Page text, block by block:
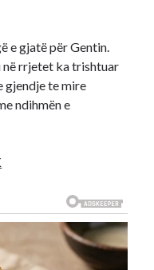
e gjatë për Gentin.
në rrjetet ka trishtuar
gjendje te mire
ndihmën e